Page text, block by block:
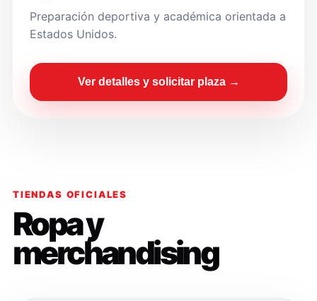
Preparación deportiva y académica orientada a
Estados Unidos.
Ver detalles y solicitar plaza →
TIENDAS OFICIALES
Ropa y
merchandising